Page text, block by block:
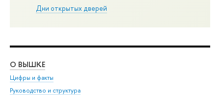
Дни открытых дверей
О ВЫШКЕ
Цифры и факты
Руководство и структура